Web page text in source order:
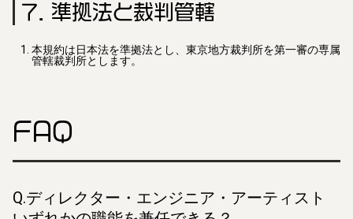
7. 準拠法と裁判管轄
本規約は日本法を準拠法とし、東京地方裁判所を第一審の専属
管轄裁判所とします。
FAQ
Q.ディレクター・エンジニア・アーティスト